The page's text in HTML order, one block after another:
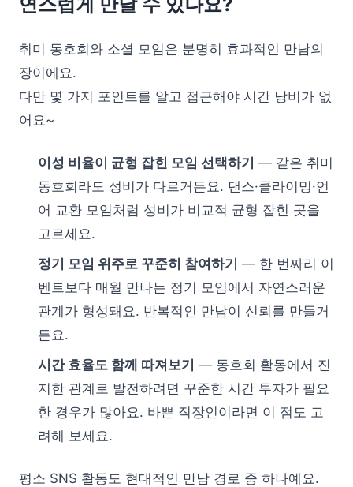
취미 동호회와 소셜 모임은 분명히 효과적인 만남의
장이에요.
다만 몇 가지 포인트를 알고 접근해야 시간 낭비가 없
어요~
이성 비율이 균형 잡힌 모임 선택하기 — 같은 취미
동호회라도 성비가 다르거든요. 댄스·클라이밍·언
어 교환 모임처럼 성비가 비교적 균형 잡힌 곳을
고르세요.
정기 모임 위주로 꾸준히 참여하기 — 한 번짜리 이
벤트보다 매월 만나는 정기 모임에서 자연스러운
관계가 형성돼요. 반복적인 만남이 신뢰를 만들거
든요.
시간 효율도 함께 따져보기 — 동호회 활동에서 진
지한 관계로 발전하려면 꾸준한 시간 투자가 필요
한 경우가 많아요. 바쁜 직장인이라면 이 점도 고
려해 보세요.
평소 SNS 활동도 현대적인 만남 경로 중 하나예요.